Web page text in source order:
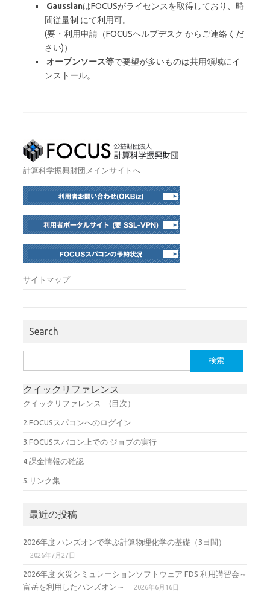
GaussianはFOCUSがライセンスを取得しており、時
間従量制 にて利用可。
(要・利用申請（FOCUSヘルプデスク からご連絡くだ
さい)）
オープンソース等で要望が多いものは共用領域にイ
ンストール。
計算科学振興財団メインサイトへ
サイトマップ
Search
索:
クイックリファレンス
クイックリファレンス (目次）
2.FOCUSスパコンへのログイン
3.FOCUSスパコン上での ジョブの実行
4.課金情報の確認
5.リンク集
最近の投稿
2026年度 ハンズオンで学ぶ計算物理化学の基礎（3日間）
2026年7月27日
2026年度 火災シミュレーションソフトウェア FDS 利用講習会～
富岳を利用したハンズオン～
2026年6月16日